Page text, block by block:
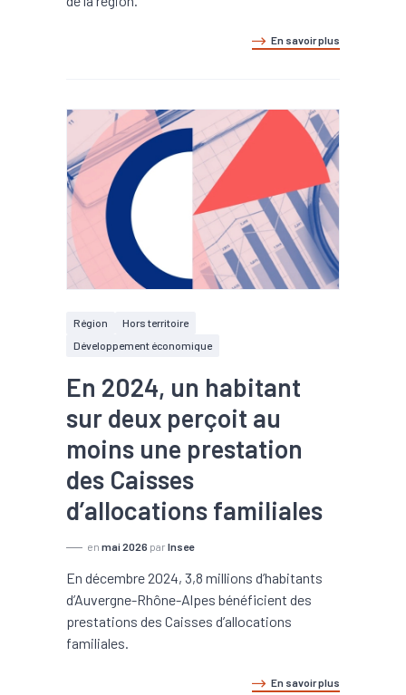
En savoir plus
Région
Hors territoire
Développement économique
En 2024, un habitant
sur deux perçoit au
moins une prestation
des Caisses
d’allocations familiales
en mai 2026 par Insee
En décembre 2024, 3,8 millions d’habitants
d’Auvergne-Rhône-Alpes bénéficient des
prestations des Caisses d’allocations
familiales.
En savoir plus